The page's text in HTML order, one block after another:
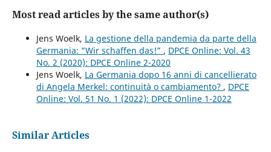
Most read articles by the same author(s)
Jens Woelk, La gestione della pandemia da parte della
Germania: “Wir schaffen das!” , DPCE Online: Vol. 43
No. 2 (2020): DPCE Online 2-2020
Jens Woelk, La Germania dopo 16 anni di cancellierato
di Angela Merkel: continuità o cambiamento? , DPCE
Online: Vol. 51 No. 1 (2022): DPCE Online 1-2022
Similar Articles